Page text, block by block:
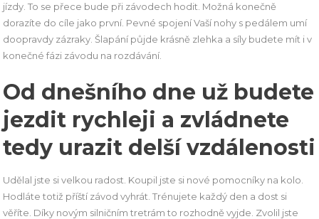
jízdy. To se přece bude při závodech hodit. Možná konečně
dorazíte do cíle jako první. Pevné spojení Vaší nohy s pedálem umí
doopravdy zázraky. Šlapání půjde krásně zlehka a síly budete mít i v
konečné fázi závodu na rozdávání.
Od dnešního dne už budete
jezdit rychleji a zvládnete
tedy urazit delší vzdálenosti
Udělal jste si velkou radost. Koupil jste si nové pomocníky na kolo.
Hodláte totiž příští závod vyhrát. Trénujete každý den a dost si
věříte. Díky novým silničním tretrám to rozhodně vyjde. Zvolil jste